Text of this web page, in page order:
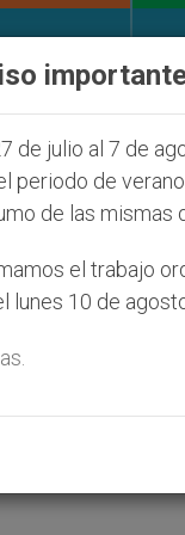
judíos que
federal de
de julio al 7 de
periodo de
de las mismas
el trabajo
lunes 10 de